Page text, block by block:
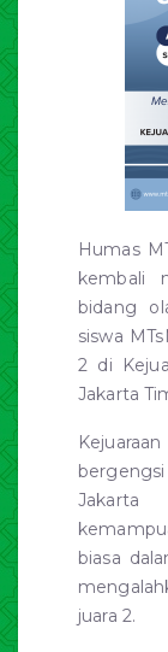
Humas
kembali
bidang
siswa
2 di
Jakarta
Jakarta
biasa
juara 2.